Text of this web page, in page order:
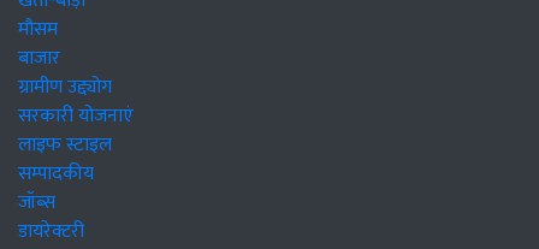
मौसम
बाजार
ग्रामीण उद्द्योग
सरकारी योजनाएं
लाइफ स्टाइल
सम्पादकीय
जॉब्स
डायरेक्टरी